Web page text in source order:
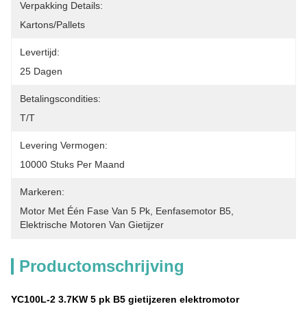
Verpakking Details:
Kartons/Pallets
Levertijd:
25 Dagen
Betalingscondities:
T/T
Levering Vermogen:
10000 Stuks Per Maand
Markeren:
Motor Met Één Fase Van 5 Pk Eenfasemotor B5
Elektrische Motoren Van Gietijzer
Productomschrijving
YC100L-2 3.7KW 5 pk B5 gietijzeren elektromotor